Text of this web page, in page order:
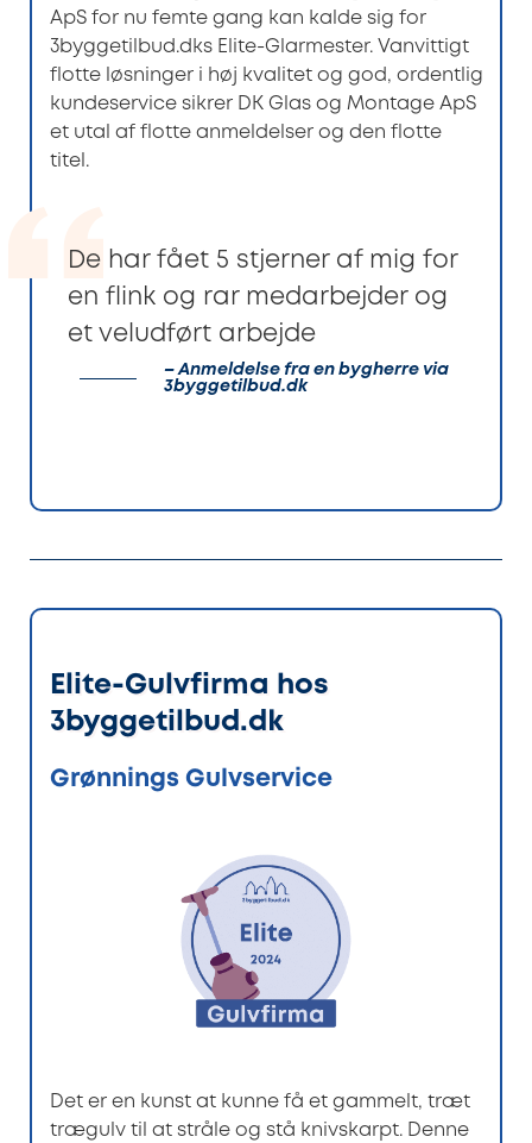
ApS for nu femte gang kan kalde sig for
3byggetilbud.dks Elite-Glarmester. Vanvittigt
flotte løsninger i høj kvalitet og god, ordentlig
kundeservice sikrer DK Glas og Montage ApS
et utal af flotte anmeldelser og den flotte
titel.
De har fået 5 stjerner af mig for
en flink og rar medarbejder og
et veludført arbejde
– Anmeldelse fra en bygherre via
3byggetilbud.dk
Elite-Gulvfirma hos
3byggetilbud.dk
Grønnings Gulvservice
Det er en kunst at kunne få et gammelt, træt
trægulv til at stråle og stå knivskarpt. Denne